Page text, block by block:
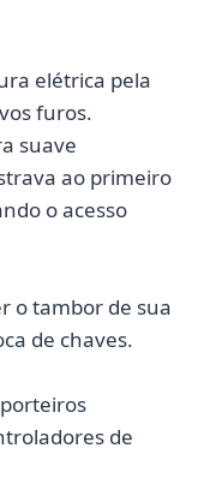
elétrica pela
furos.
suave
ao primeiro
o acesso
o tambor de sua
de chaves.
de